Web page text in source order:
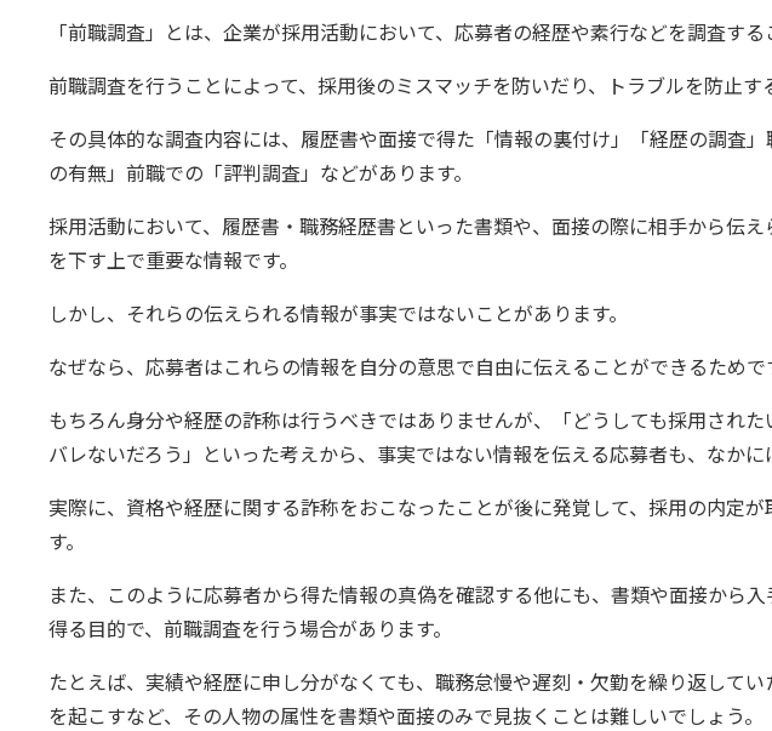
「前職調査」とは、企業が採用活動において、応募者の経歴や素行などを調査する
前職調査を行うことによって、採用後のミスマッチを防いだり、トラブルを防止す
その具体的な調査内容には、履歴書や面接で得た「情報の裏付け」「経歴の調査
の有無」前職での「評判調査」などがあります。
採用活動において、履歴書・職務経歴書といった書類や、面接の際に相手から伝
を下す上で重要な情報です。
しかし、それらの伝えられる情報が事実ではないことがあります。
なぜなら、応募者はこれらの情報を自分の意思で自由に伝えることができるためで
もちろん身分や経歴の詐称は行うべきではありませんが、「どうしても採用され
バレないだろう」といった考えから、事実ではない情報を伝える応募者も、なかに
実際に、資格や経歴に関する詐称をおこなったことが後に発覚して、採用の内定
す。
また、このように応募者から得た情報の真偽を確認する他にも、書類や面接から
得る目的で、前職調査を行う場合があります。
たとえば、実績や経歴に申し分がなくても、職務怠慢や遅刻・欠勤を繰り返して
を起こすなど、その人物の属性を書類や面接のみで見抜くことは難しいでしょう。